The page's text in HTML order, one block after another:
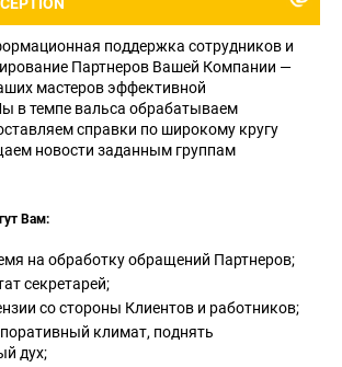
поддержка сотрудников и
Партнеров Вашей Компании —
мастеров эффективной
в темпе вальса обрабатываем
справки по широкому кругу
новости заданным группам
Вам:
на обработку обращений Партнеров;
секретарей;
со стороны Клиентов и работников;
климат, поднять
дух;